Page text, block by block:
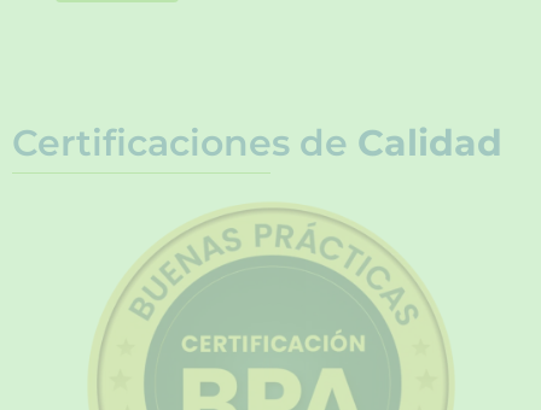
Certificaciones de Calidad